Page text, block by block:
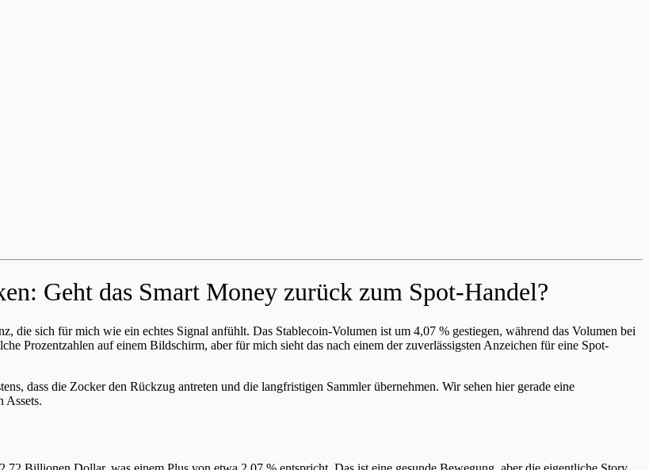
Geht das Smart Money zurück zum Spot-Handel?
die sich für mich wie ein echtes Signal anfühlt. Das Stablecoin-Volumen ist um 4,07 % gestiegen, während das Volumen bei
Prozentzahlen auf einem Bildschirm, aber für mich sieht das nach einem der zuverlässigsten Anzeichen für eine Spot-
dass die Zocker den Rückzug antreten und die langfristigen Sammler übernehmen. Wir sehen hier gerade eine
Assets.